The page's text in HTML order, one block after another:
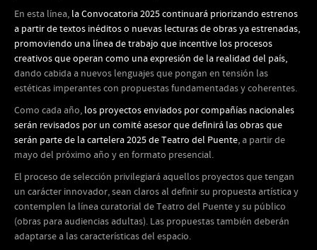
En esta línea, la Convocatoria 2025 continuará priorizando estrenos
a partir de textos inéditos o nuevas lecturas de obras ya estrenadas,
promoviendo una línea de trabajo que incentive los procesos
creativos que operan como una expresión de la realidad del país,
dando cabida a nuevos lenguajes que pongan en tensión las
estéticas imperantes con propuestas fundamentadas y coherentes.
Como cada año, los proyectos enviados por compañías nacionales
serán revisados por un comité asesor que definirá las obras que
serán parte de la cartelera 2025 de Teatro del Puente, a partir de
mayo del próximo año y en formato presencial.
El proceso de selección privilegiará aquellos proyectos que tengan
un carácter innovador, sean claros al definir su propuesta artística y
contemplen la línea curatorial de Teatro del Puente y su público
(obras para audiencias adultas). Las propuestas también deberán
adaptarse a las características del espacio.